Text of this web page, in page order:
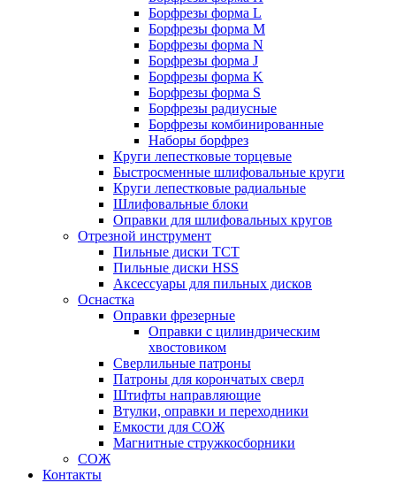
Борфрезы форма L
Борфрезы форма M
Борфрезы форма N
Борфрезы форма J
Борфрезы форма K
Борфрезы форма S
Борфрезы радиусные
Борфрезы комбинированные
Наборы борфрез
Круги лепестковые торцевые
Быстросменные шлифовальные круги
Круги лепестковые радиальные
Шлифовальные блоки
Оправки для шлифовальных кругов
Отрезной инструмент
Пильные диски ТСТ
Пильные диски HSS
Аксессуары для пильных дисков
Оснастка
Оправки фрезерные
Оправки с цилиндрическим
хвостовиком
Сверлильные патроны
Патроны для корончатых сверл
Штифты направляющие
Втулки, оправки и переходники
Емкости для СОЖ
Магнитные стружкосборники
СОЖ
Контакты